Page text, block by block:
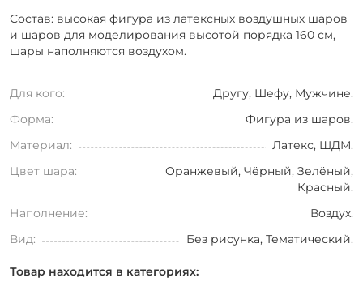
Состав: высокая фигура из латексных воздушных шаров
и шаров для моделирования высотой порядка 160 см,
шары наполняются воздухом.
Для кого:
Другу, Шефу, Мужчине.
Форма:
Фигура из шаров.
Материал:
Латекс, ШДМ.
Цвет шара:
Оранжевый, Чёрный, Зелёный,
Красный.
Наполнение:
Воздух.
Вид:
Без рисунка, Тематический.
Товар находится в категориях: